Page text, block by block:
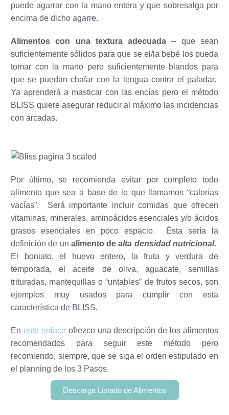
puede agarrar con la mano entera y que sobresalga por
encima de dicho agarre.
Alimentos con una textura adecuada – que sean
suficientemente sólidos para que se el/la bebé los pueda
tomar con la mano pero suficientemente blandos para
que se puedan chafar con la lengua contra el paladar.
Ya aprenderá a masticar con las encías pero el método
BLISS quiere asegurar reducir al máximo las incidencias
con arcadas.
Por último, se recomienda evitar por completo todo
alimento que sea a base de lo que llamamos “calorías
vacías”.
Será importante incluir comidas que ofrecen
vitaminas, minerales, aminoácidos esenciales y/o ácidos
grasos esenciales en poco espacio.
Ésta sería la
definición de un alimento dealta densidad nutricional.
El boniato, el huevo entero, la fruta y verdura de
temporada, el aceite de oliva, aguacate, semillas
trituradas, mantequillas o “untables” de frutos secos, son
ejemplos muy usados para cumplir con esta
característica de BLISS.
En este enlace ofrezco una descripción de los alimentos
recomendados para seguir este método pero
recomiendo, siempre, que se siga el orden estipulado en
el planning de los 3 Pasos.
Descarga Listado de Alimentos